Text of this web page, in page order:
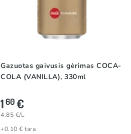
Gazuotas gaivusis gėrimas COCA-
COLA (VANILLA), 330ml
160€
4.85 €/L
+0.10 € tara